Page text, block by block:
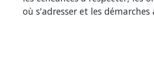
où s'adresser et les démarches